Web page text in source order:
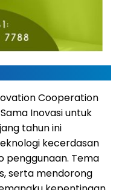
Cooperation
Inovasi untuk
tahun ini
kecerdasan
penggunaan. Tema
serta mendorong